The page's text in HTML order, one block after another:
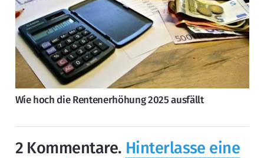
Wie hoch die Rentenerhöhung 2025 ausfällt
2 Kommentare. Hinterlasse eine